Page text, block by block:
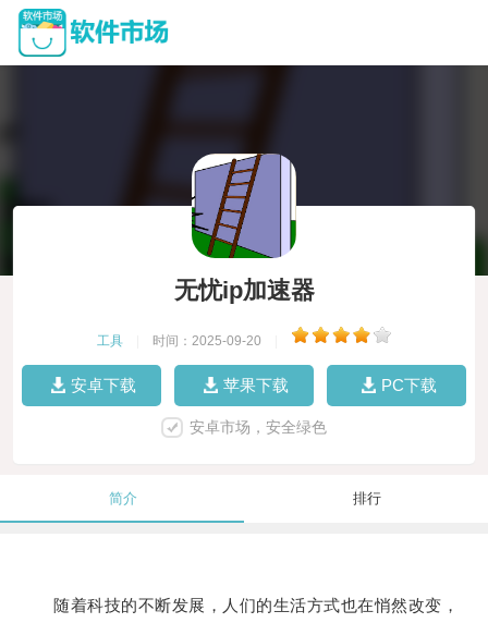
无忧ip加速器
工具 时间：2025-09-20
安卓下载 苹果下载 PC下载
安卓市场，安全绿色
简介 排行
随着科技的不断发展，人们的生活方式也在悄然改变，